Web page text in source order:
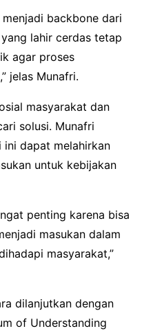
backbone dari
lahir cerdas tetap
agar proses
jelas Munafri.
masyarakat dan
solusi. Munafri
dapat melahirkan
untuk kebijakan
penting karena bisa
masukan dalam
masyarakat,”
dilanjutkan dengan
of Understanding